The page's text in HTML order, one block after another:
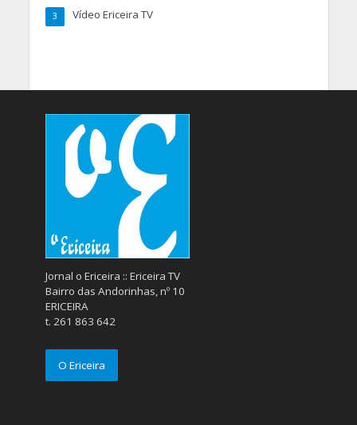
Vídeo Ericeira TV
3
Jornal o Ericeira :: Ericeira TV
Bairro das Andorinhas, nº 10
ERICEIRA
t. 261 863 642
O Ericeira